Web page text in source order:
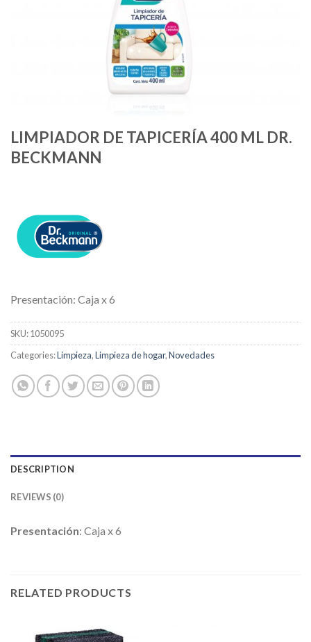
LIMPIADOR DE TAPICERÍA 400 ML DR.
BECKMANN
Presentación: Caja x 6
SKU:1050095
Categories:Limpieza,Limpieza de hogar,Novedades
DESCRIPTION
REVIEWS (0)
Presentación: Caja x 6
RELATED PRODUCTS